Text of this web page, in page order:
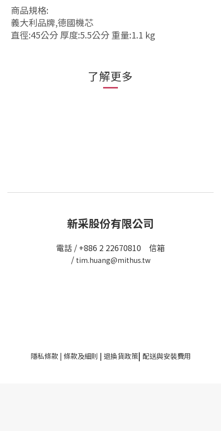
商品規格:
義大利品牌,德國機芯
直徑:45公分 厚度:5.5公分 重量:1.1 kg
了解更多
新采股份有限公司
電話 / +886 2 22670810 信箱
/ tim.huang@mithus.tw
隱私條款| 條款及細則 | 退換貨政策| 配送與安裝費用